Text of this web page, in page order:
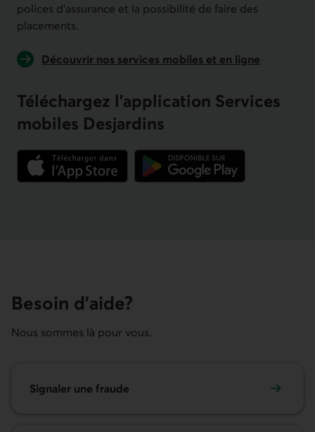
polices d'assurance et la possibilité de faire des
placements.
Découvrir nos services mobiles et en ligne
Téléchargez l’application Services
mobiles Desjardins
Besoin d’aide?
Nous sommes là pour vous.
Signaler une fraude